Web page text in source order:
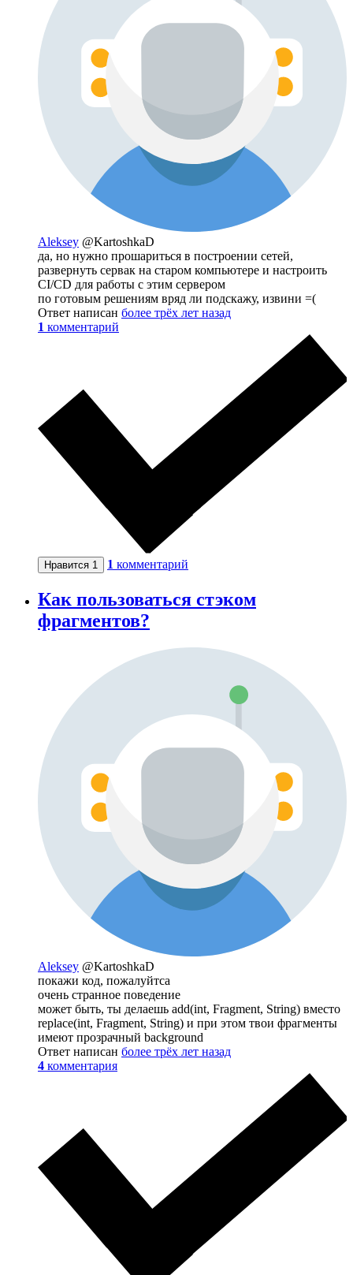
Aleksey @KartoshkaD
да, но нужно прошариться в построении сетей,
развернуть сервак на старом компьютере и настроить
CI/CD для работы с этим сервером
по готовым решениям вряд ли подскажу, извини =(
Ответ написан более трёх лет назад
1 комментарий
Нравится 1 1 комментарий
Как пользоваться стэком
фрагментов?
Aleksey @KartoshkaD
покажи код, пожалуйтса
очень странное поведение
может быть, ты делаешь add(int, Fragment, String) вместо
replace(int, Fragment, String) и при этом твои фрагменты
имеют прозрачный background
Ответ написан более трёх лет назад
4 комментария